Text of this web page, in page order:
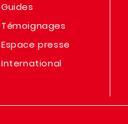
Guides
Témoignages
Espace presse
International